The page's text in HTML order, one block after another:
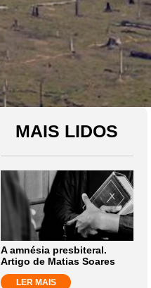
MAIS LIDOS
A amnésia presbiteral.
Artigo de Matias Soares
LER MAIS